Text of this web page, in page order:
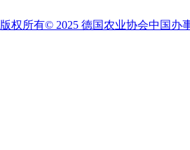
版权所有© 2025 德国农业协会中国办